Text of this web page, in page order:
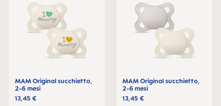
MAM Original succhietto,
2-6 mesi
13,45 €
MAM Original succhietto,
2-6 mesi
13,45 €